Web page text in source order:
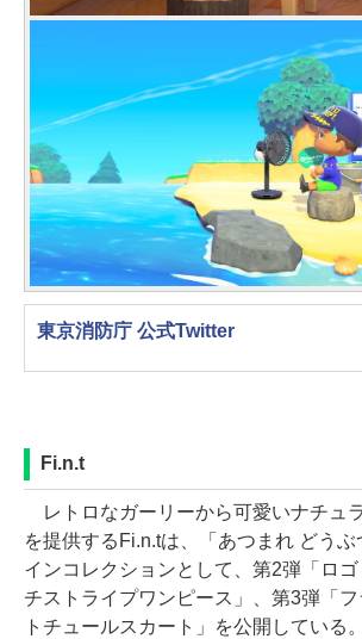
東京消防庁 公式Twitter
Fi.n.t
レトロなガーリーから可愛いナチュ
を提供するFi.n.tは、「あつまれ どう
インコレクションとして、第2弾「ロ
チストライプワンピース」、第3弾「
トチュールスカート」を公開している。